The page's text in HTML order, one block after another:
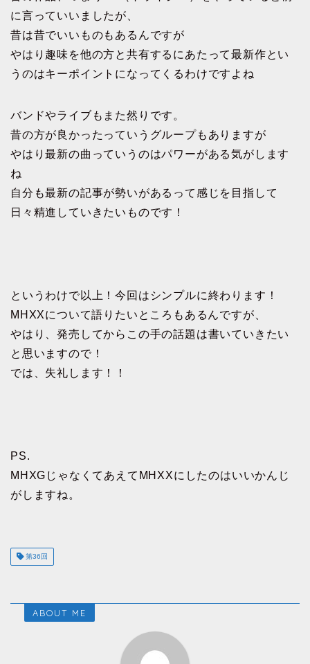
に言っていいましたが、
昔は昔でいいものもあるんですが
やはり趣味を他の方と共有するにあたって最新作とい
うのはキーポイントになってくるわけですよね
バンドやライブもまた然りです。
昔の方が良かったっていうグループもありますが
やはり最新の曲っていうのはパワーがある気がします
ね
自分も最新の記事が勢いがあるって感じを目指して
日々精進していきたいものです！
というわけで以上！今回はシンプルに終わります！
MHXXについて語りたいところもあるんですが、
やはり、発売してからこの手の話題は書いていきたい
と思いますので！
では、失礼します！！
PS.
MHXGじゃなくてあえてMHXXにしたのはいいかんじ
がしますね。
第36回
ABOUT ME